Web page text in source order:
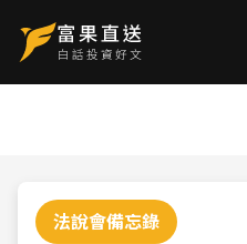
法說會備忘錄